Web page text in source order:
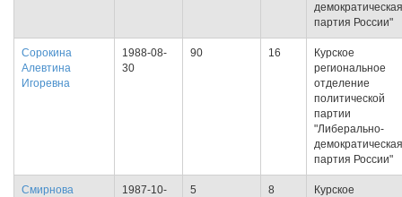
демократическая
партия России"
Сорокина
Алевтина
Игоревна
1988-08-
30
90 16
Курское
региональное
отделение
политической
партии
"Либерально-
демократическая
партия России"
Смирнова
1987-10-
5 8
Курское